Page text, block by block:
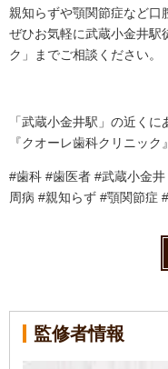
親知らずや顎関節症など口
ぜひお気軽に武蔵小金井駅
ク」までご相談ください。
「武蔵小金井駅」の近く
『クオーレ歯科クリニック』
#歯科 #歯医者 #武蔵小金
周病 #親知らず #顎関節症
監修者情報